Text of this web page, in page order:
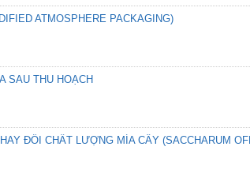
ATMOSPHERE PACKAGING)
SAU THU HOẠCH
ĐỔI CHẤT LƯỢNG MÍA CÂY (SACCHARUM